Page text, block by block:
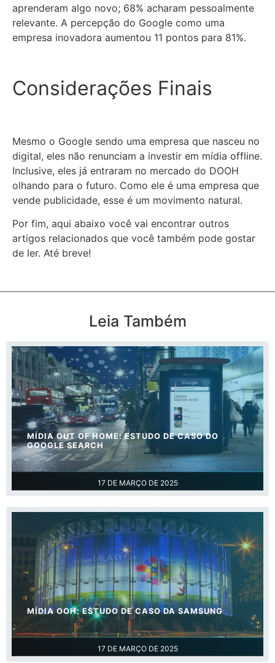
aprenderam algo novo; 68% acharam pessoalmente
relevante. A percepção do Google como uma
empresa inovadora aumentou 11 pontos para 81%.
Considerações Finais
Mesmo o Google sendo uma empresa que nasceu no
digital, eles não renunciam a investir em mídia offline.
Inclusive, eles já entraram no mercado do DOOH
olhando para o futuro. Como ele é uma empresa que
vende publicidade, esse é um movimento natural.
Por fim, aqui abaixo você vai encontrar outros
artigos relacionados que você também pode gostar
de ler. Até breve!
Leia Também
17 DE MARÇO DE 2025
MÍDIA OUT OF HOME: ESTUDO DE CASO DO
GOOGLE SEARCH
17 DE MARÇO DE 2025
MÍDIA OOH: ESTUDO DE CASO DA SAMSUNG